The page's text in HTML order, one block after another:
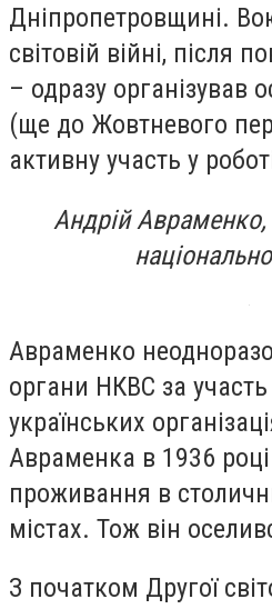
Дніпропетровщині.
світовій війні, після
– одразу організував
(ще до Жовтневого
активну участь у
Андрій Авраменко,
Авраменко
органи НКВС за
українських
Авраменка в 1936
проживання в
містах. Тож він
З початком Другої